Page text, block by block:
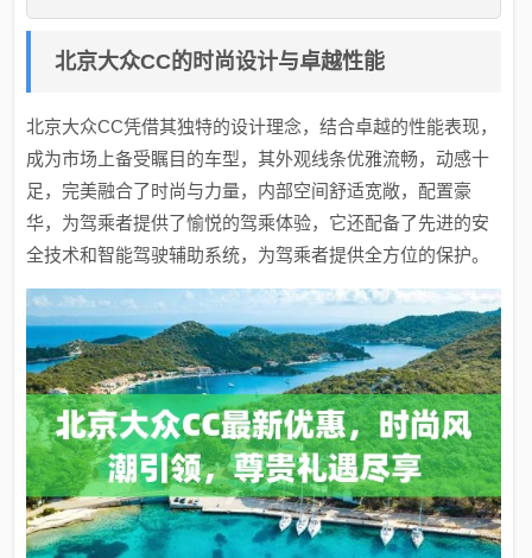
北京大众CC的时尚设计与卓越性能
北京大众CC凭借其独特的设计理念，结合卓越的性能表现，
成为市场上备受瞩目的车型，其外观线条优雅流畅，动感十
足，完美融合了时尚与力量，内部空间舒适宽敞，配置豪
华，为驾乘者提供了愉悦的驾乘体验，它还配备了先进的安
全技术和智能驾驶辅助系统，为驾乘者提供全方位的保护。